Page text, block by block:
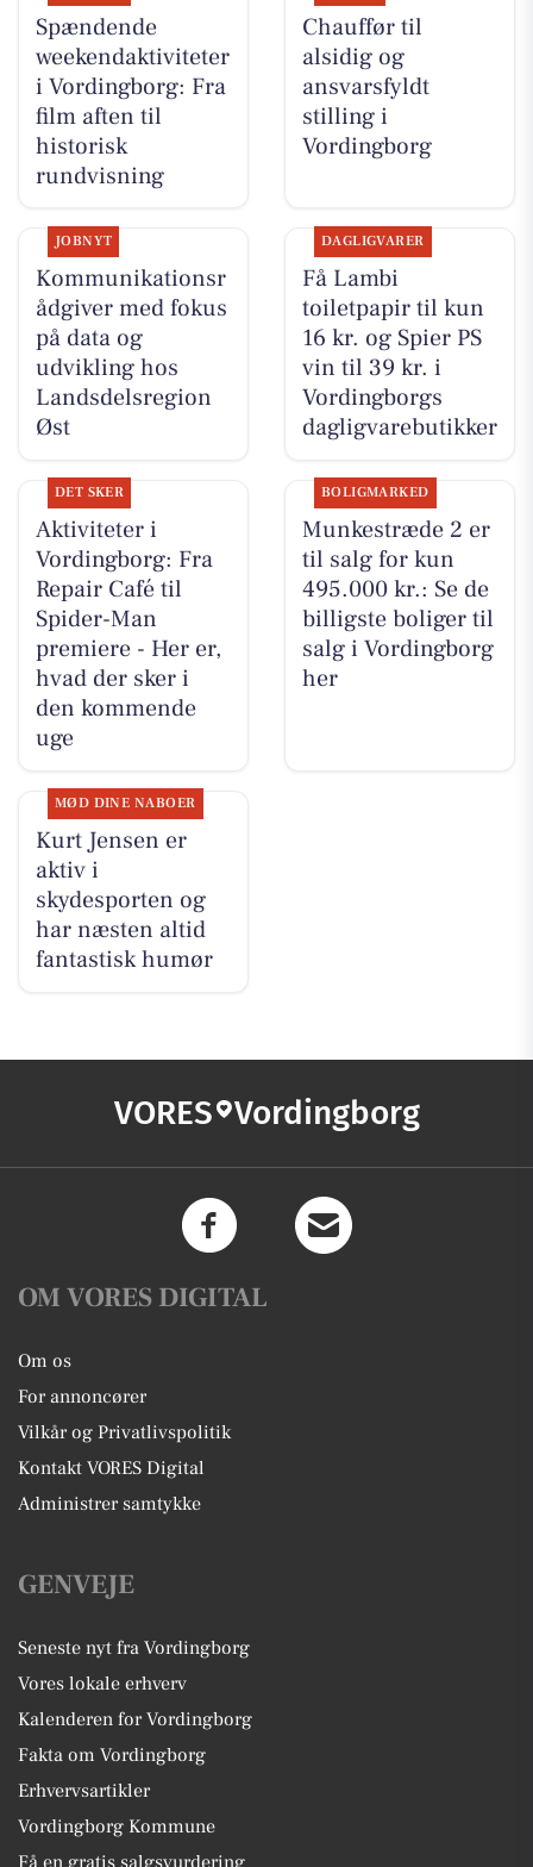
Spændende
weekendaktiviteter
i Vordingborg: Fra
film aften til
historisk
rundvisning
Chauffør til
alsidig og
ansvarsfyldt
stilling i
Vordingborg
JOBNYT
Kommunikationsr
ådgiver med fokus
på data og
udvikling hos
Landsdelsregion
Øst
DAGLIGVARER
Få Lambi
toiletpapir til kun
16 kr. og Spier PS
vin til 39 kr. i
Vordingborgs
dagligvarebutikker
DET SKER
Aktiviteter i
Vordingborg: Fra
Repair Café til
Spider-Man
premiere - Her er,
hvad der sker i
den kommende
uge
BOLIGMARKED
Munkestræde 2 er
til salg for kun
495.000 kr.: Se de
billigste boliger til
salg i Vordingborg
her
MØD DINE NABOER
Kurt Jensen er
aktiv i
skydesporten og
har næsten altid
fantastisk humør
VORES Vordingborg
OM VORES DIGITAL
Om os
For annoncører
Vilkår og Privatlivspolitik
Kontakt VORES Digital
Administrer samtykke
GENVEJE
Seneste nyt fra Vordingborg
Vores lokale erhverv
Kalenderen for Vordingborg
Fakta om Vordingborg
Erhvervsartikler
Vordingborg Kommune
Få en gratis salgsvurdering